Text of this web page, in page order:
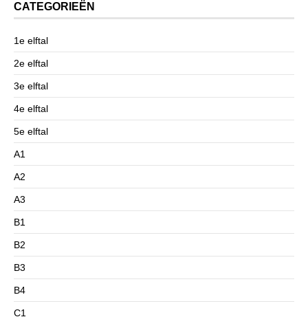
CATEGORIEËN
1e elftal
2e elftal
3e elftal
4e elftal
5e elftal
A1
A2
A3
B1
B2
B3
B4
C1